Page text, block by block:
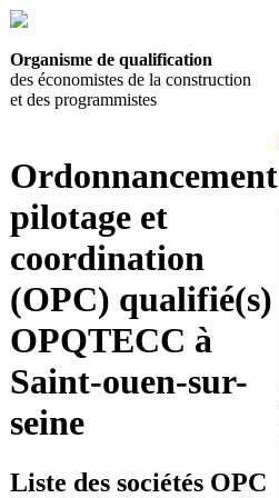
Organisme de qualification
des économistes de la construction
et des programmistes
Ordonnancement
pilotage et
coordination
(OPC) qualifié(s)
OPQTECC à
Saint-ouen-sur-
seine
Liste des sociétés OPC